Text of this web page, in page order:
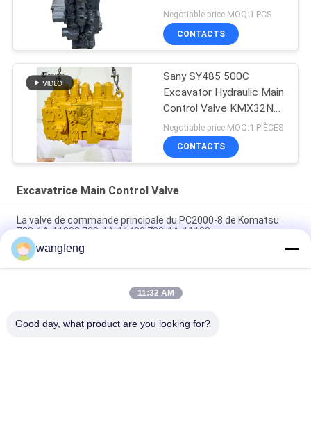
Negotiable price MOQ:1 PCS
CONTACTS
Sany SY485 500C
Excavator Hydraulic Main
Control Valve KMX32NA
High Quality
Negotiable price MOQ:1 PIÈCES
CONTACTS
Excavatrice Main Control Valve
La valve de commande principale du PC2000-8 de Komatsu
709-1A-11300 709-1A-11400 709-1A-11100
PC160LC-7 PC160-7 Ventilateur de commande Excavateur
Komatsu, 723-57-16100 Excavateur pièces principales
VOE14541591 Valve de commande principale de l'excavateur
wangfeng
11:32 AM
Good day, what product are you looking for?